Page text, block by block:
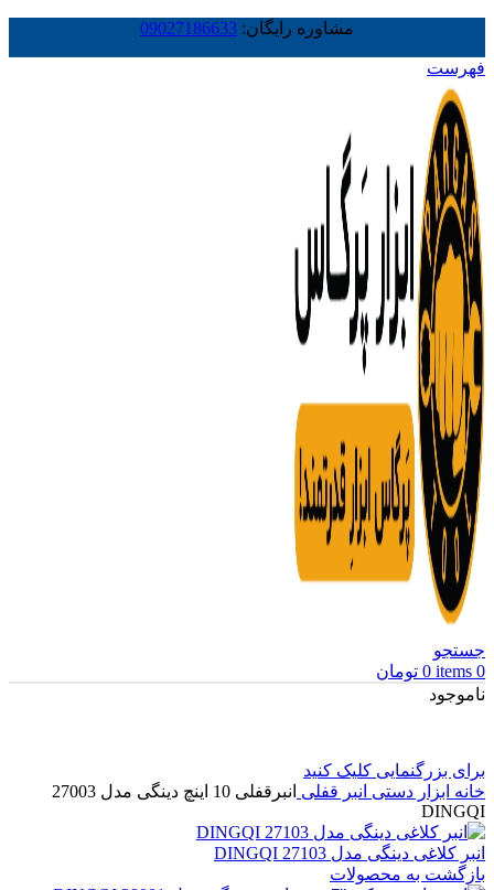
مشاوره رایگان: 09027186633
فهرست
جستجو
0
items
0 تومان
ناموجود
برای بزرگنمایی کلیک کنید
خانه ابزار دستی انبر قفلی
انبرقفلی 10 اینچ دینگی مدل 27003
DINGQI
انبر کلاغی دینگی مدل 27103 DINGQI
بازگشت به محصولات